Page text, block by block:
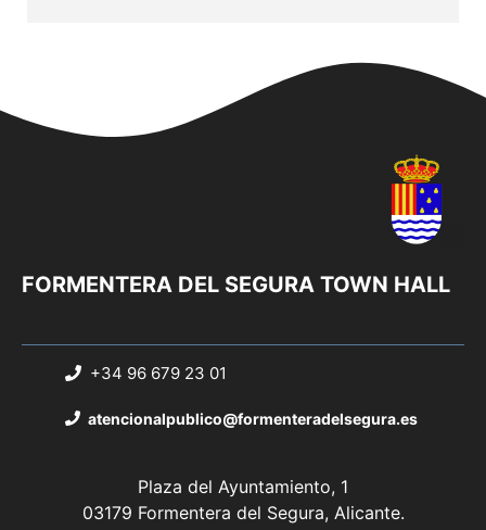
FORMENTERA DEL SEGURA TOWN HALL
+34 96 679 23 01
atencionalpublico@formenteradelsegura.es
Plaza del Ayuntamiento, 1
03179 Formentera del Segura, Alicante.